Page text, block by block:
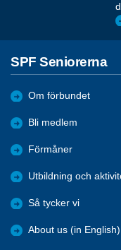
SPF Seniorerna
Om förbundet
Bli medlem
Förmåner
Utbildning och
Så tycker vi
About us (in English)